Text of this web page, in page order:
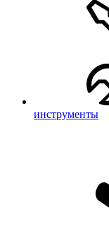
инструменты